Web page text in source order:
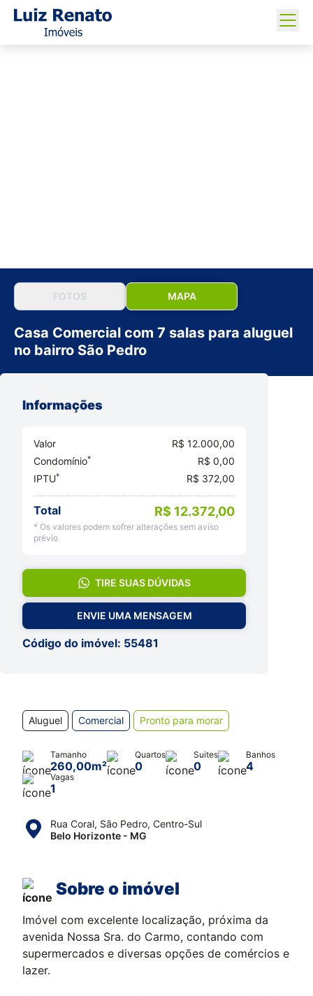
Casa Comercial com 7 salas para aluguel
no bairro São Pedro
FOTOS MAPA
Informações
Valor
R$ 12.000,00
Condomínio*
R$ 0,00
IPTU* R$ 372,00
Total R$ 12.372,00
* Os valores podem sofrer alterações sem aviso
prévio
TIRE SUAS DÚVIDAS
ENVIE UMA MENSAGEM
Código do imóvel: 55481
Aluguel Comercial Pronto para morar
Tamanho
260,00m²
Quartos
0
Suites
0
Banhos
4
Vagas
1
Rua Coral, São Pedro, Centro-Sul
Belo Horizonte - MG
Sobre o imóvel
Imóvel com excelente localização, próxima da
avenida Nossa Sra. do Carmo, contando com
supermercados e diversas opções de comércios e
lazer.